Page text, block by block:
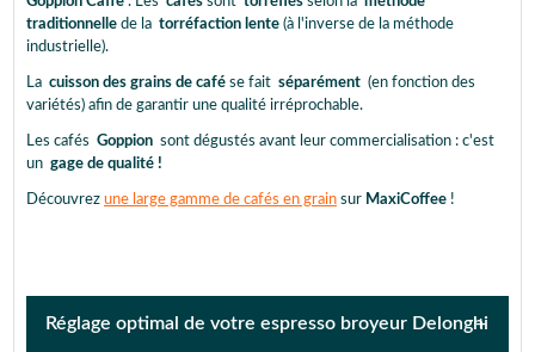
traditionnelle de la torréfaction lente (à l'inverse de la méthode
industrielle).
La cuisson des grains de café se fait séparément (en fonction des
variétés) afin de garantir une qualité irréprochable.
Les cafés Goppion sont dégustés avant leur commercialisation : c'est
un gage de qualité !
Découvrez une large gamme de cafés en grain sur MaxiCoffee !
Réglage optimal de votre espresso broyeur Delonghi